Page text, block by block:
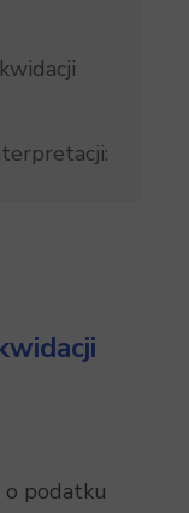
podatku